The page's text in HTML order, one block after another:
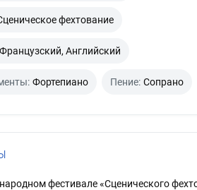
фехтование
Французский, Английский
Фортепиано Пение: Сопрано
фестивале «Сценического